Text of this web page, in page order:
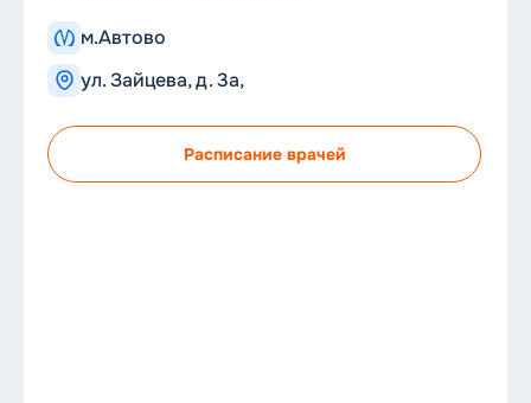
м.Автово
ул. Зайцева, д. 3а,
Расписание врачей